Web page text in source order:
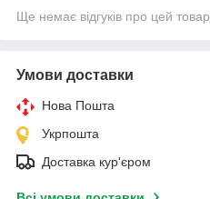
Ще немає відгуків про цей товар
Умови доставки
Нова Пошта
Укрпошта
Доставка кур'єром